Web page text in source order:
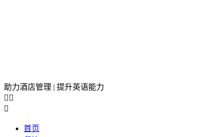
助力酒店管理 | 提升英语能力
 

首页